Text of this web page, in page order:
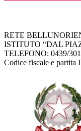
RETE
ISTITUTO “DAL
TELEFONO: 0439/
Codice fiscale e partita